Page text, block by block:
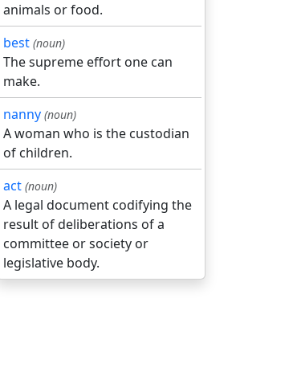
animals or food.
best (noun)
The supreme effort one can
make.
nanny (noun)
A woman who is the custodian
of children.
act (noun)
A legal document codifying the
result of deliberations of a
committee or society or
legislative body.